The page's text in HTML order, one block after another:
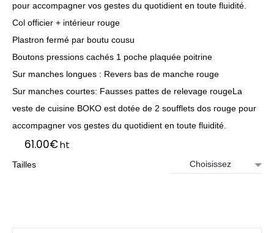
pour accompagner vos gestes du quotidient en toute fluidité.
Col officier + intérieur rouge
Plastron fermé par boutu cousu
Boutons pressions cachés 1 poche plaquée poitrine
Sur manches longues : Revers bas de manche rouge
Sur manches courtes: Fausses pattes de relevage rougeLa
veste de cuisine BOKO est dotée de 2 soufflets dos rouge pour
accompagner vos gestes du quotidient en toute fluidité.
61.00€ht
Tailles